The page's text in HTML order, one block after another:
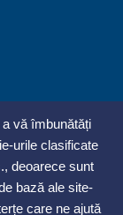
vă îmbunătăți
urile clasificate
deoarece sunt
bază ale site-
care ne ajută